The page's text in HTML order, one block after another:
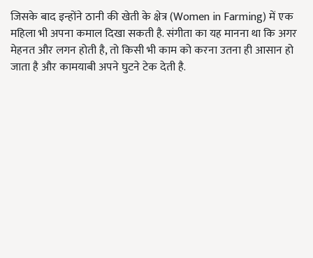
जिसके बाद इन्होंने ठानी की खेती के क्षेत्र (Women in Farming) में एक
महिला भी अपना कमाल दिखा सकती है. संगीता का यह मानना था कि अगर
मेहनत और लगन होती है, तो किसी भी काम को करना उतना ही आसान हो
जाता है और कामयाबी अपने घुटने टेक देती है.